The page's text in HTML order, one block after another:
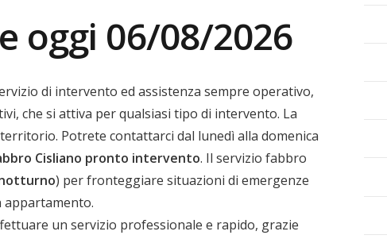
oggi 06/08/2026
di intervento ed assistenza sempre operativo,
che si attiva per qualsiasi tipo di intervento. La
Potrete contattarci dal lunedì alla domenica
Cisliano pronto intervento. Il servizio fabbro
) per fronteggiare situazioni di emergenze
appartamento.
un servizio professionale e rapido, grazie